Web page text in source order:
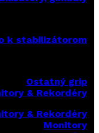
k stabilizátorom
Ostatný grip
& Rekordéry
& Rekordéry
Monitory